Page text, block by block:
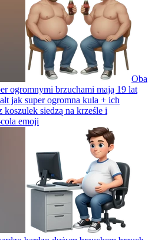
Oba
ogromnymi brzuchami mają 19 lat
jak super ogromna kula + ich
koszulek siedzą na krześle i
emoji